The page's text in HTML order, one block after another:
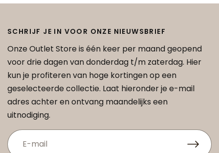
SCHRIJF JE IN VOOR ONZE NIEUWSBRIEF
Onze Outlet Store is één keer per maand geopend
voor drie dagen van donderdag t/m zaterdag. Hier
kun je profiteren van hoge kortingen op een
geselecteerde collectie. Laat hieronder je e-mail
adres achter en ontvang maandelijks een
uitnodiging.